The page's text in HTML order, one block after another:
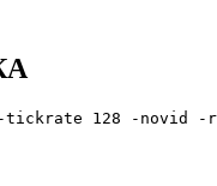
-tickrate 128 -novid